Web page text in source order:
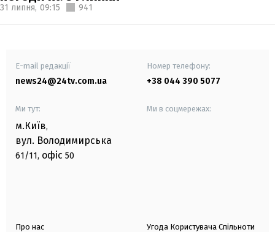
31 липня, 09:15 941
E-mail редакції
news24@24tv.com.ua
Номер телефону:
+38 044 390 5077
Ми тут:
м.Київ,
вул. Володимирська
61/11, офіс 50
Ми в соцмережах:
Про нас Угода Користувача Спільноти